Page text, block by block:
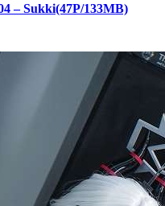
– Sukki(47P/133MB)